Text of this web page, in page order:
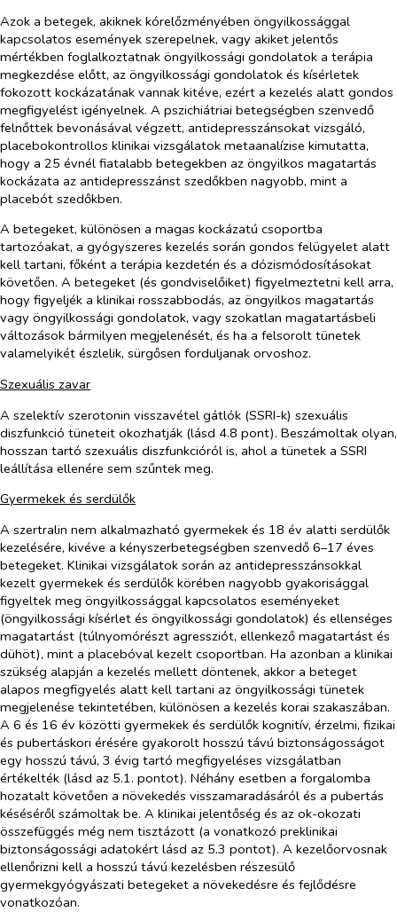
Azok a betegek, akiknek kórelőzményében öngyilkossággal
kapcsolatos események szerepelnek, vagy akiket jelentős
mértékben foglalkoztatnak öngyilkossági gondolatok a terápia
megkezdése előtt, az öngyilkossági gondolatok és kísérletek
fokozott kockázatának vannak kitéve, ezért a kezelés alatt gondos
megfigyelést igényelnek. A pszichiátriai betegségben szenvedő
felnőttek bevonásával végzett, antidepresszánsokat vizsgáló,
placebokontrollos klinikai vizsgálatok metaanalízise kimutatta,
hogy a 25 évnél fiatalabb betegekben az öngyilkos magatartás
kockázata az antidepresszánst szedőkben nagyobb, mint a
placebót szedőkben.
A betegeket, különösen a magas kockázatú csoportba
tartozóakat, a gyógyszeres kezelés során gondos felügyelet alatt
kell tartani, főként a terápia kezdetén és a dózismódosításokat
követően. A betegeket (és gondviselőiket) figyelmeztetni kell arra,
hogy figyeljék a klinikai rosszabbodás, az öngyilkos magatartás
vagy öngyilkossági gondolatok, vagy szokatlan magatartásbeli
változások bármilyen megjelenését, és ha a felsorolt tünetek
valamelyikét észlelik, sürgősen forduljanak orvoshoz.
Szexuális zavar
A szelektív szerotonin visszavétel gátlók (SSRI-k) szexuális
diszfunkció tüneteit okozhatják (lásd 4.8 pont). Beszámoltak olyan,
hosszan tartó szexuális diszfunkcióról is, ahol a tünetek a SSRI
leállítása ellenére sem szűntek meg.
Gyermekek és serdülők
A szertralin nem alkalmazható gyermekek és 18 év alatti serdülők
kezelésére, kivéve a kényszerbetegségben szenvedő 6–17 éves
betegeket. Klinikai vizsgálatok során az antidepresszánsokkal
kezelt gyermekek és serdülők körében nagyobb gyakorisággal
figyeltek meg öngyilkossággal kapcsolatos eseményeket
(öngyilkossági kísérlet és öngyilkossági gondolatok) és ellenséges
magatartást (túlnyomórészt agressziót, ellenkező magatartást és
dühöt), mint a placebóval kezelt csoportban. Ha azonban a klinikai
szükség alapján a kezelés mellett döntenek, akkor a beteget
alapos megfigyelés alatt kell tartani az öngyilkossági tünetek
megjelenése tekintetében, különösen a kezelés korai szakaszában.
A 6 és 16 év közötti gyermekek és serdülők kognitív, érzelmi, fizikai
és pubertáskori érésére gyakorolt hosszú távú biztonságosságot
egy hosszú távú, 3 évig tartó megfigyeléses vizsgálatban
értékelték (lásd az 5.1. pontot). Néhány esetben a forgalomba
hozatalt követően a növekedés visszamaradásáról és a pubertás
késéséről számoltak be. A klinikai jelentőség és az ok-okozati
összefüggés még nem tisztázott (a vonatkozó preklinikai
biztonságossági adatokért lásd az 5.3 pontot). A kezelőorvosnak
ellenőrizni kell a hosszú távú kezelésben részesülő
gyermekgyógyászati betegeket a növekedésre és fejlődésre
vonatkozóan.